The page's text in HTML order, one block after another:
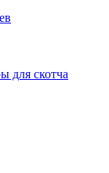
для скотча